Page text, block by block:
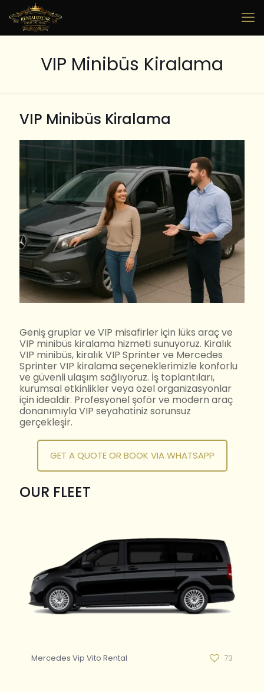
VIP Minibüs Kiralama
VIP Minibüs Kiralama
Geniş gruplar ve VIP misafirler için lüks araç ve
VIP minibüs kiralama hizmeti sunuyoruz. Kiralık
VIP minibüs, kiralık VIP Sprinter ve Mercedes
Sprinter VIP kiralama seçeneklerimizle konforlu
ve güvenli ulaşım sağlıyoruz. İş toplantıları,
kurumsal etkinlikler veya özel organizasyonlar
için idealdir. Profesyonel şoför ve modern araç
donanımıyla VIP seyahatiniz sorunsuz
gerçekleşir.
GET A QUOTE OR BOOK VIA WHATSAPP
OUR FLEET
Mercedes Vip Vito Rental 73